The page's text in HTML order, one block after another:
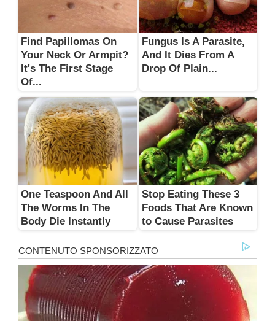
Find Papillomas On
Your Neck Or Armpit?
It's The First Stage
Of...
Fungus Is A Parasite,
And It Dies From A
Drop Of Plain...
One Teaspoon And All
The Worms In The
Body Die Instantly
Stop Eating These 3
Foods That Are Known
to Cause Parasites